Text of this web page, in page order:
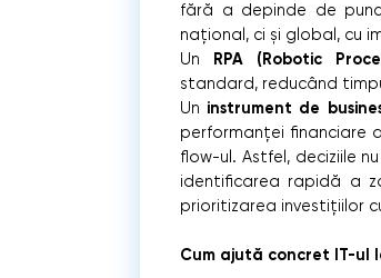
fără a depinde de
național, ci și global, cu
Un
RPA (Robotic
standard, reducând
Un instrument de
performanței financiare
flow-ul. Astfel, deciziile
identificarea rapidă a
prioritizarea investițiilor
Cum ajută concret IT-ul